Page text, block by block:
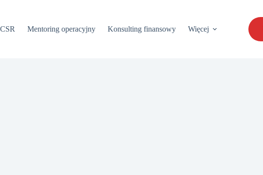
Mentoring operacyjny Konsulting finansowy Więcej